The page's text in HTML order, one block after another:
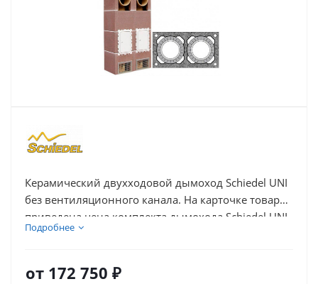
Керамический двухходовой дымоход Schiedel UNI
без вентиляционного канала. На карточке товара
приведена цена комплекта дымохода Schiedel UNI
из керамики с двумя дымоходными каналами без
каналов.
Подробнее
от 172 750 ₽